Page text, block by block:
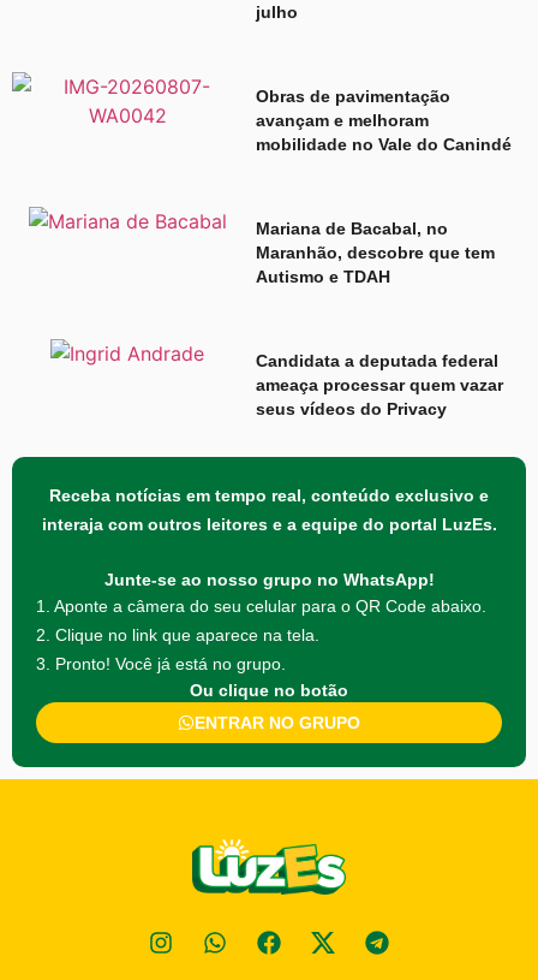
julho
Obras de pavimentação
avançam e melhoram
mobilidade no Vale do Canindé
Mariana de Bacabal, no
Maranhão, descobre que tem
Autismo e TDAH
Candidata a deputada federal
ameaça processar quem vazar
seus vídeos do Privacy
Receba notícias em tempo real, conteúdo exclusivo e
interaja com outros leitores e a equipe do portal LuzEs.
Junte-se ao nosso grupo no WhatsApp!
1. Aponte a câmera do seu celular para o QR Code abaixo.
2. Clique no link que aparece na tela.
3. Pronto! Você já está no grupo.
Ou clique no botão
ENTRAR NO GRUPO